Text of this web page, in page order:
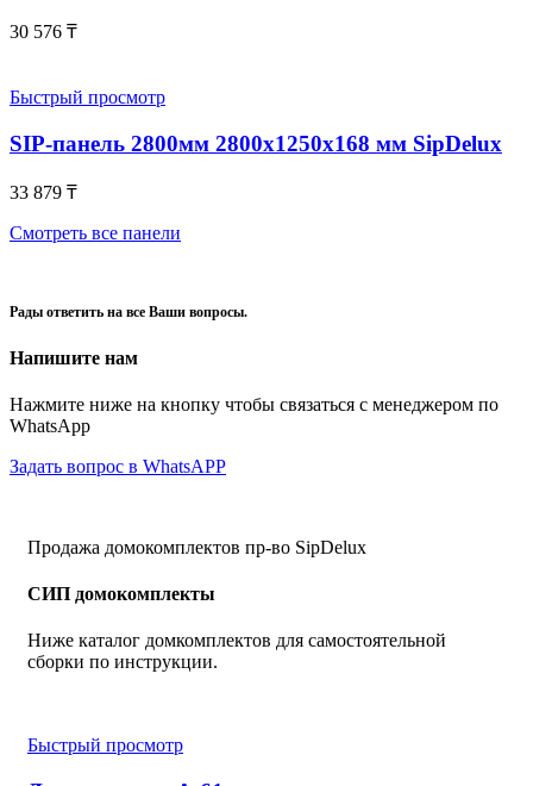
30 576 ₸
Быстрый просмотр
SIP-панель 2800мм 2800x1250x168 мм SipDelux
33 879 ₸
Смотреть все панели
Рады ответить на все Ваши вопросы.
Напишите нам
Нажмите ниже на кнопку чтобы связаться с менеджером по
WhatsApp
Задать вопрос в WhatsAPP
Продажа домокомплектов пр-во SipDelux
СИП домокомплекты
Ниже каталог домкомплектов для самостоятельной
сборки по инструкции.
Быстрый просмотр